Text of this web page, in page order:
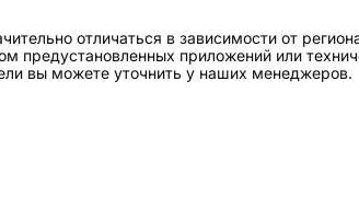
отличаться в зависимости от
предустановленных приложений или
вы можете уточнить у наших менеджеров.